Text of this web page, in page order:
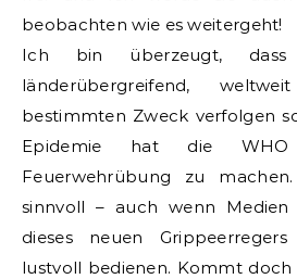
beobachten wie es weitergeht!
Ich bin überzeugt,
länderübergreifend,
bestimmten Zweck verfolgen
Epidemie hat die WHO
Feuerwehrübung zu
sinnvoll – auch wenn Medien
dieses neuen
lustvoll bedienen. Kommt